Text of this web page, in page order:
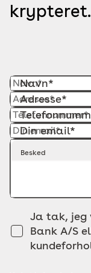
krypteret.
Navn*
Adresse*
Din email*
Besked
Ja tak, jeg
Bank A/S